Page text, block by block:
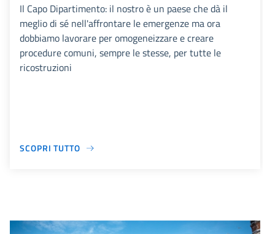
Il Capo Dipartimento: il nostro è un paese che dà il
meglio di sé nell'affrontare le emergenze ma ora
dobbiamo lavorare per omogeneizzare e creare
procedure comuni, sempre le stesse, per tutte le
ricostruzioni
SCOPRI TUTTO